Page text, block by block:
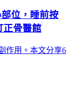
位，睡前按
正骨醫館
作用。本文分享6